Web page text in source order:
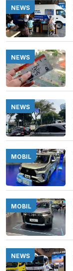
NEWS
NEWS
NEWS
MOBIL
MOBIL
NEWS